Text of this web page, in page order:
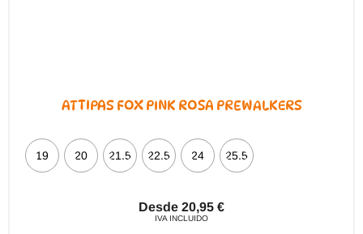
ATTIPAS FOX PINK ROSA PREWALKERS
19 20 21.5 22.5 24 25.5
Desde 20,95 €
IVA INCLUIDO